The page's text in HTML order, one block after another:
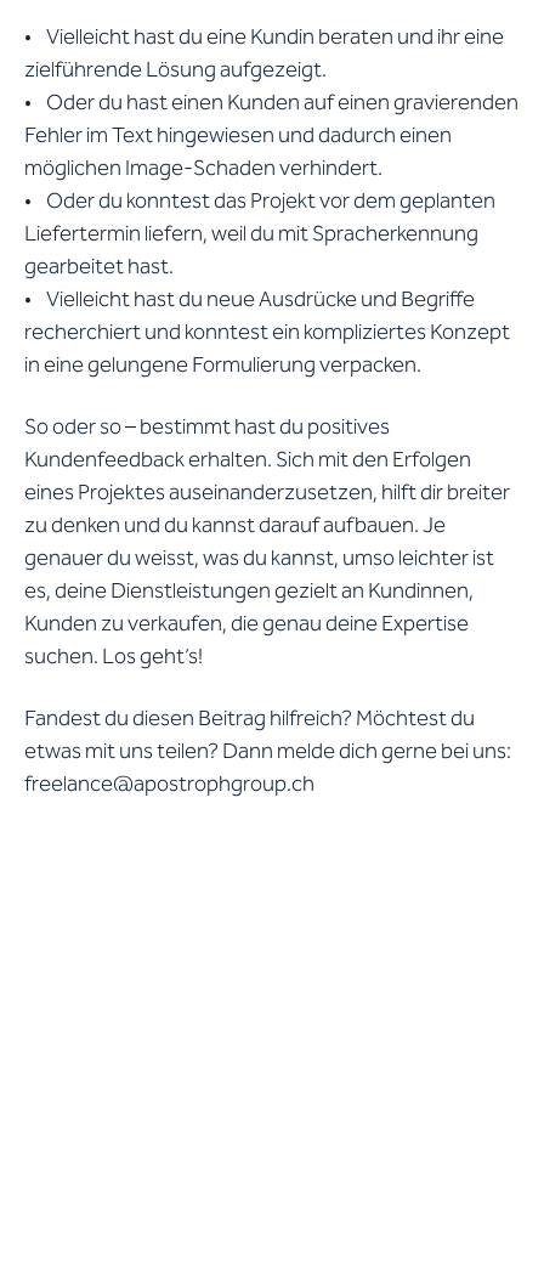
• Vielleicht hast du eine Kundin beraten und ihr eine
zielführende Lösung aufgezeigt.
• Oder du hast einen Kunden auf einen gravierenden
Fehler im Text hingewiesen und dadurch einen
möglichen Image-Schaden verhindert.
• Oder du konntest das Projekt vor dem geplanten
Liefertermin liefern, weil du mit Spracherkennung
gearbeitet hast.
• Vielleicht hast du neue Ausdrücke und Begriffe
recherchiert und konntest ein kompliziertes Konzept
in eine gelungene Formulierung verpacken.
So oder so – bestimmt hast du positives
Kundenfeedback erhalten. Sich mit den Erfolgen
eines Projektes auseinanderzusetzen, hilft dir breiter
zu denken und du kannst darauf aufbauen. Je
genauer du weisst, was du kannst, umso leichter ist
es, deine Dienstleistungen gezielt an Kundinnen,
Kunden zu verkaufen, die genau deine Expertise
suchen. Los geht’s!
Fandest du diesen Beitrag hilfreich? Möchtest du
etwas mit uns teilen? Dann melde dich gerne bei uns:
freelance@apostrophgroup.ch